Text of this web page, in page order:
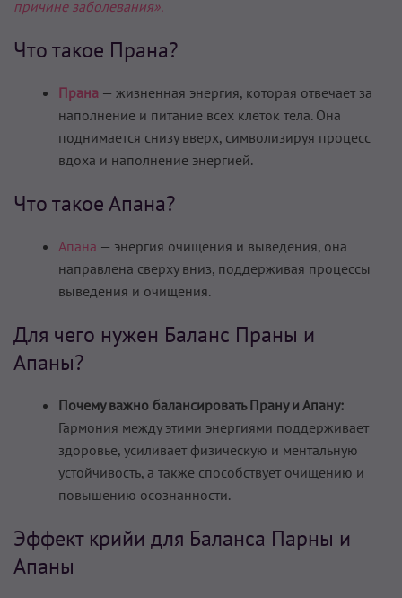
причине заболевания».
Что такое Прана?
Прана — жизненная энергия, которая отвечает за
наполнение и питание всех клеток тела. Она
поднимается снизу вверх, символизируя процесс
вдоха и наполнение энергией.
Что такое Апана?
Апана — энергия очищения и выведения, она
направлена сверху вниз, поддерживая процессы
выведения и очищения.
Для чего нужен Баланс Праны и
Апаны?
Почему важно балансировать Прану и Апану:
Гармония между этими энергиями поддерживает
здоровье, усиливает физическую и ментальную
устойчивость, а также способствует очищению и
повышению осознанности.
Эффект крийи для Баланса Парны и
Апаны